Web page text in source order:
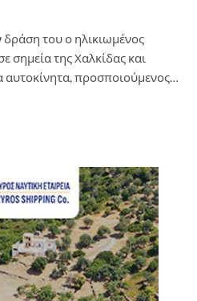
δράση του ο ηλικιωμένος
σημεία της Χαλκίδας και
προσποιούμενος…